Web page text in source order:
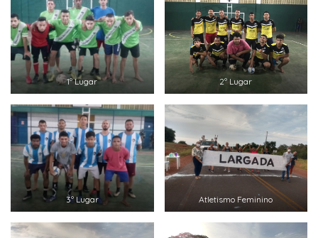
1º Lugar 2º Lugar
3º Lugar Atletismo Feminino